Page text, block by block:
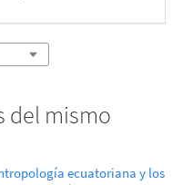
del mismo
ecuatoriana y los